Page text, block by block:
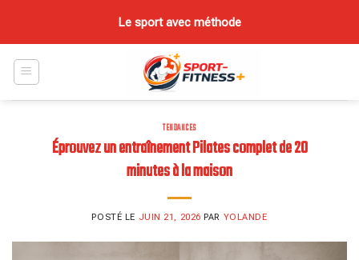
content
Le sport avec méthode
TENDANCES
Éprouvez un entraînement Pilates complet de 20
minutes à la maison
POSTÉ LE JUIN 21, 2026 PAR YOLANDE